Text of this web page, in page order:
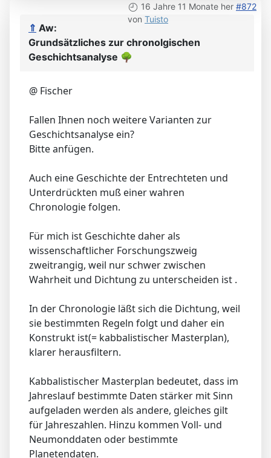
16 Jahre 11 Monate her #872
von Tuisto
⇑ Aw:
Grundsätzliches zur chronolgischen
Geschichtsanalyse 🌳
@ Fischer
Fallen Ihnen noch weitere Varianten zur
Geschichtsanalyse ein?
Bitte anfügen.
Auch eine Geschichte der Entrechteten und
Unterdrückten muß einer wahren
Chronologie folgen.
Für mich ist Geschichte daher als
wissenschaftlicher Forschungszweig
zweitrangig, weil nur schwer zwischen
Wahrheit und Dichtung zu unterscheiden ist .
In der Chronologie läßt sich die Dichtung, weil
sie bestimmten Regeln folgt und daher ein
Konstrukt ist(= kabbalistischer Masterplan),
klarer herausfiltern.
Kabbalistischer Masterplan bedeutet, dass im
Jahreslauf bestimmte Daten stärker mit Sinn
aufgeladen werden als andere, gleiches gilt
für Jahreszahlen. Hinzu kommen Voll- und
Neumonddaten oder bestimmte
Planetendaten.